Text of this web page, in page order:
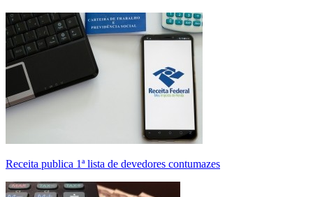
Receita publica 1ª lista de devedores contumazes